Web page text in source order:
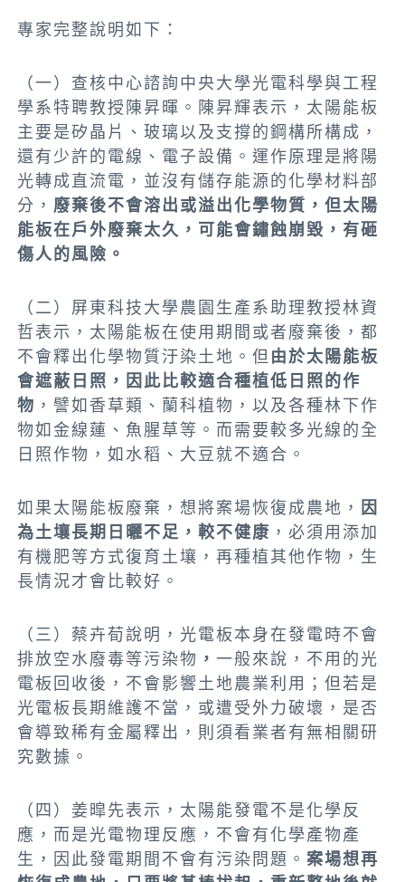
專家完整說明如下：
（一）查核中心諮詢中央大學光電科學與工程
學系特聘教授陳昇暉。陳昇輝表示， 太陽能板
主要是矽晶片、玻璃以及支撐的鋼構所構成，
還有少許的電線、電子設備。運作原理是將陽
光轉成直流電，並沒有儲存能源的化學材料部
分， 廢棄後不會溶出或溢出化學物質，但太陽
能板在戶外廢棄太久，可能會鏽蝕崩毀，有砸
傷人的風險。
（二） 屏東科技大學農園生產系助理教授林資
哲表示，太陽能板在使用期間或者廢棄後，都
不會釋出化學物質汙染土地。但 由於太陽能板
會遮蔽日照，因此比較適合種植低日照的作
物 ，譬如香草類、蘭科植物，以及各種林下作
物如金線蓮、魚腥草等。而需要較多光線的全
日照作物，如水稻、大豆就不適合。
如果太陽能板廢棄，想將案場恢復成農地， 因
為土壤長期日曬不足，較不健康 ，必須用添加
有機肥等方式復育土壤，再種植其他作物，生
長情況才會比較好。
（三） 蔡卉荀說明，光電板本身在發電時不會
排放空水廢毒等污染物 ，一般來說，不用的光
電板回收後，不會影響土地農業利用；但若是
光電板長期維護不當，或遭受外力破壞，是否
會導致稀有金屬釋出，則須看業者有無相關研
究數據。
（四）姜暭先表示， 太陽能發電不是化學反
應，而是光電物理反應，不會有化學產物產
生，因此發電期間不會有污染問題。 案場想再